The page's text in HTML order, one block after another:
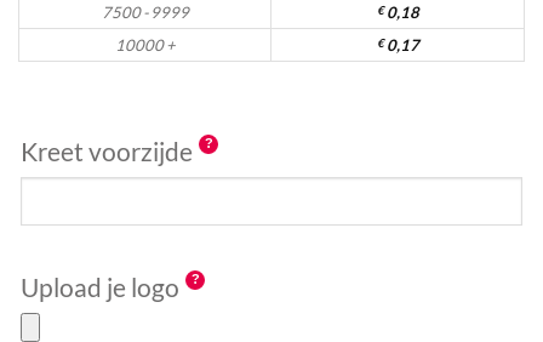
7500 - 9999 €0,18
10000 +
€0,17
Kreet voorzijde
Upload je logo